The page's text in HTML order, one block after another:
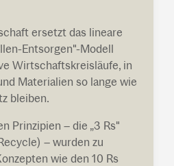
ersetzt das lineare
Entsorgen"-Modell
Wirtschaftskreisläufe, in
Materialien so lange wie
bleiben.
Prinzipien – die „3 Rs"
– wurden zu
wie den 10 Rs